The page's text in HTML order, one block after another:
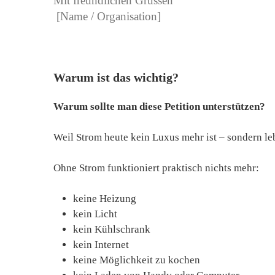
[Name / Organisation]
Warum ist das wichtig?
Warum sollte man diese Petition unterstützen?
Weil Strom heute kein Luxus mehr ist – sondern
Ohne Strom funktioniert praktisch nichts mehr:
keine Heizung
kein Licht
kein Kühlschrank
kein Internet
keine Möglichkeit zu kochen